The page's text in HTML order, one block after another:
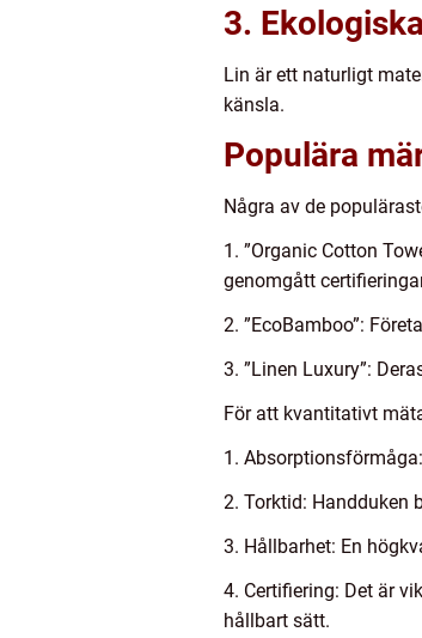
3.
Lin är ett naturligt
känsla.
Populära
Några av de
1. ”Organic Cotton
genomgått
2. ”EcoBamboo”:
3. ”Linen Luxury”:
För att kvantitativt
1.
2. Torktid: Handduken
3. Hållbarhet: En
4. Certifiering: Det är
hållbart sätt.